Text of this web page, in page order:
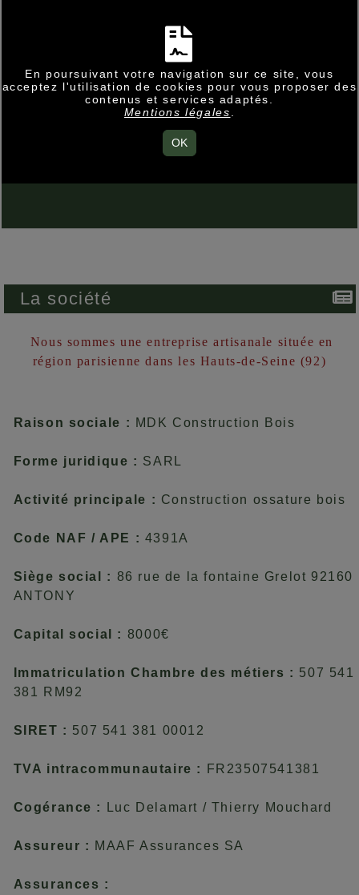
En poursuivant votre navigation sur ce site, vous
acceptez l'utilisation de cookies pour vous proposer des
contenus et services adaptés.
Mentions légales
OK
La société
Nous sommes une entreprise artisanale située en
région parisienne dans les Hauts-de-Seine (92)
Raison sociale : MDK Construction Bois
Forme juridique : SARL
Activité principale : Construction ossature bois
Code NAF / APE : 4391A
Siège social : 86 rue de la fontaine Grelot 92160
ANTONY
Capital social : 8000€
Immatriculation Chambre des métiers : 507 541
381 RM92
SIRET : 507 541 381 00012
TVA intracommunautaire : FR23507541381
Cogérance : Luc Delamart / Thierry Mouchard
Assureur : MAAF Assurances SA
Assurances :